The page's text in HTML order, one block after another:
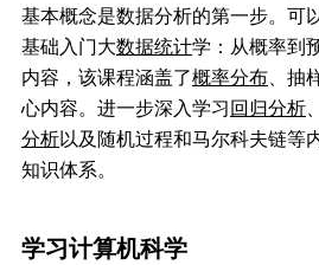
基本概念是数据分析的第一步。可
基础入门大数据统计学：从概率到
内容，该课程涵盖了概率分布、抽
心内容。进一步深入学习 回归分析、
分析以及随机过程和马尔科夫链等
知识体系。
学习计算机科学